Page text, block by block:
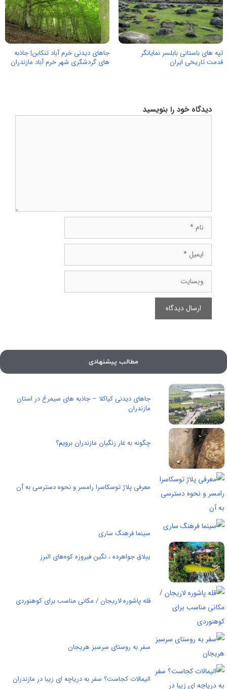
تپه های باستانی بابلسر نمایانگر
قدمت تاریخی ایران
جاهای دیدنی خرم آباد تنکابن| جاذبه
های گردشگری شهر خرم آباد مازندران
دیدگاه خود را بنویسید
ایمیل
وبسایت
مطالب پیشنهادی
جاهای دیدنی کیاکلا – جاذبه های سیمرغ در استان
مازندران
چگونه به غار زنگیان مازندران برویم؟
معرفی پلاژ توسکاسرا رامسر و نحوه دسترسی به آن
سینما فرهنگ ساری
ییلاق جواهرده ، نگین فیروزه کوه‌های البرز
قله پاشوره لاریجان / مکانی مناسب برای کوهنوردی
سفر به روستای سرسبز هریجان
الیمالات کجاست؟ سفر به دریاچه ای زیبا در مازندران